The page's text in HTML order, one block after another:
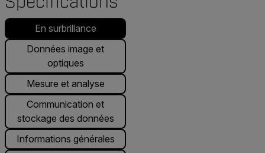
En surbrillance
Données image et
optiques
Mesure et analyse
Communication et
stockage des données
Informations générales